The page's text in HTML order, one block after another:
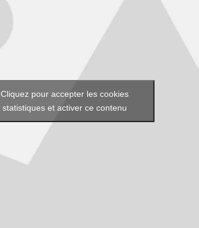
Cliquez pour accepter les cookies
statistiques et activer ce contenu